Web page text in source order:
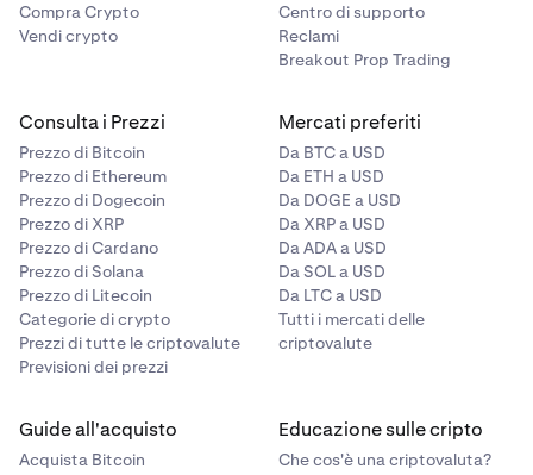
Compra Crypto
Vendi crypto
Centro di supporto
Reclami
Breakout Prop Trading
Consulta i Prezzi
Prezzo di Bitcoin
Prezzo di Ethereum
Prezzo di Dogecoin
Prezzo di XRP
Prezzo di Cardano
Prezzo di Solana
Prezzo di Litecoin
Categorie di crypto
Prezzi di tutte le criptovalute
Previsioni dei prezzi
Mercati preferiti
Da BTC a USD
Da ETH a USD
Da DOGE a USD
Da XRP a USD
Da ADA a USD
Da SOL a USD
Da LTC a USD
Tutti i mercati delle
criptovalute
Guide all'acquisto
Acquista Bitcoin
Educazione sulle cripto
Che cos'è una criptovaluta?